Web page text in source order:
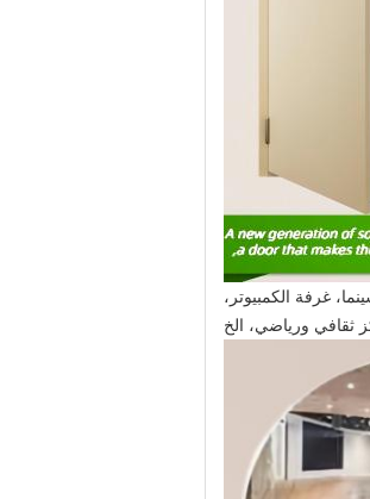
غرفة الكمبيوتر،
ثقافي ورياضي، الخ